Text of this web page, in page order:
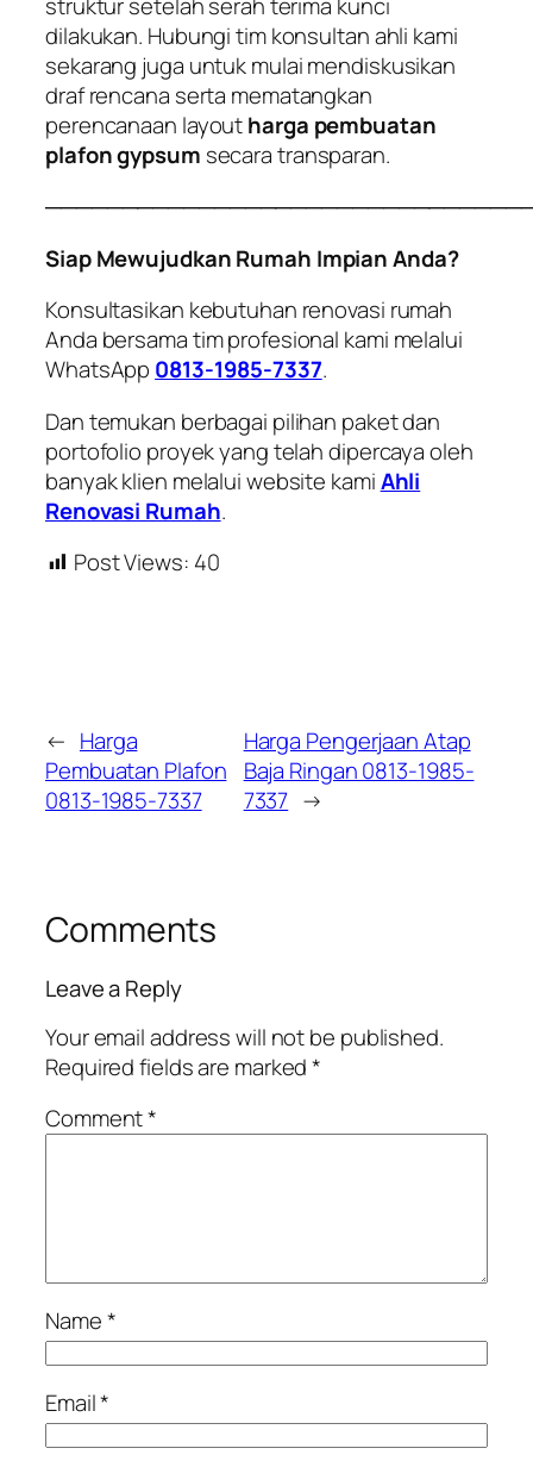
dilakukan. Hubungi tim konsultan ahli kami
sekarang juga untuk mulai mendiskusikan
draf rencana serta mematangkan
perencanaan layoutharga pembuatan
plafon gypsum secara transparan.
Siap Mewujudkan Rumah Impian Anda?
Konsultasikan kebutuhan renovasi rumah
Anda bersama tim profesional kami melalui
WhatsApp 0813-1985-7337.
Dan temukan berbagai pilihan paket dan
portofolio proyek yang telah dipercaya oleh
banyak klien melalui website kamiAhli
Renovasi Rumah.
Post Views: 40
← Harga
Pembuatan Plafon
0813-1985-7337
Harga Pengerjaan Atap
Baja Ringan 0813-1985-
7337 →
Comments
Leave a Reply
Your email address will not be published.
Required fields are marked*
Comment*
Name*
Email*